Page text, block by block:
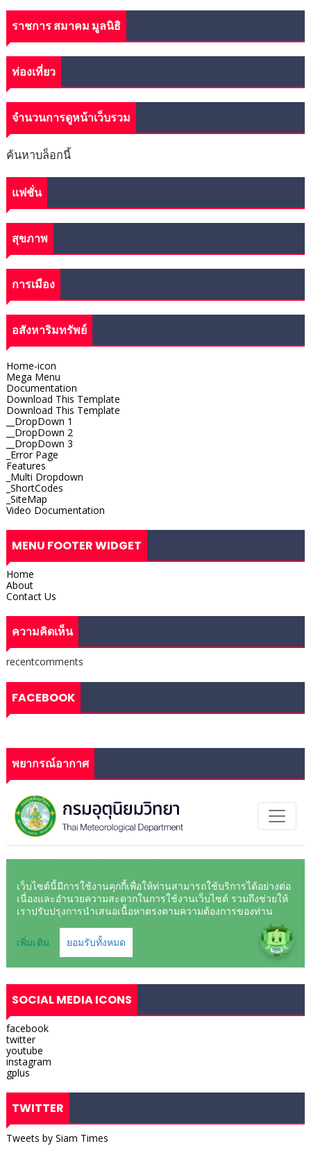
ราชการ สมาคม มูลนิธิ
ท่องเที่ยว
จำนวนการดูหน้าเว็บรวม
ค้นหาบล็อกนี้
แฟชั่น
สุขภาพ
การเมือง
อสังหาริมทรัพย์
Home-icon
Mega Menu
Documentation
Download This Template
Download This Template
__DropDown 1
__DropDown 2
__DropDown 3
_Error Page
Features
_Multi Dropdown
_ShortCodes
_SiteMap
Video Documentation
MENU FOOTER WIDGET
Home
About
Contact Us
ความคิดเห็น
recentcomments
FACEBOOK
พยากรณ์อากาศ
SOCIAL MEDIA ICONS
facebook
twitter
youtube
instagram
gplus
TWITTER
Tweets by Siam Times